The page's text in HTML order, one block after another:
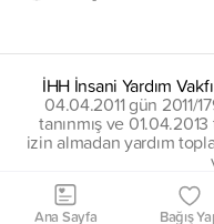
İHH İnsani Yardım Vakfı
04.04.2011 gün 2011/
tanınmış ve
izin almadan yardım
Ana Sayfa Bağış